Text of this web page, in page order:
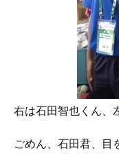
右は石田智也くん、
ごめん、石田君、目